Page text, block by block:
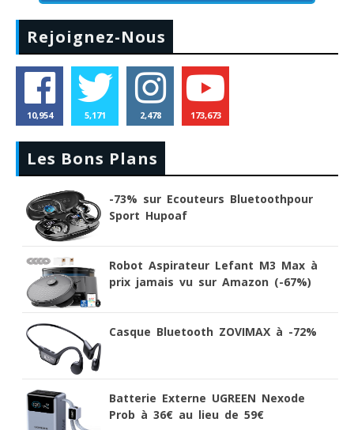
Rejoignez-Nous
10,954 5,171 2,478 173,673
Les Bons Plans
-73% sur Ecouteurs Bluetoothpour
Sport Hupoaf
Robot Aspirateur Lefant M3 Max à
prix jamais vu sur Amazon (-67%)
Casque Bluetooth ZOVIMAX à -72%
Batterie Externe UGREEN Nexode
Prob à 36€ au lieu de 59€